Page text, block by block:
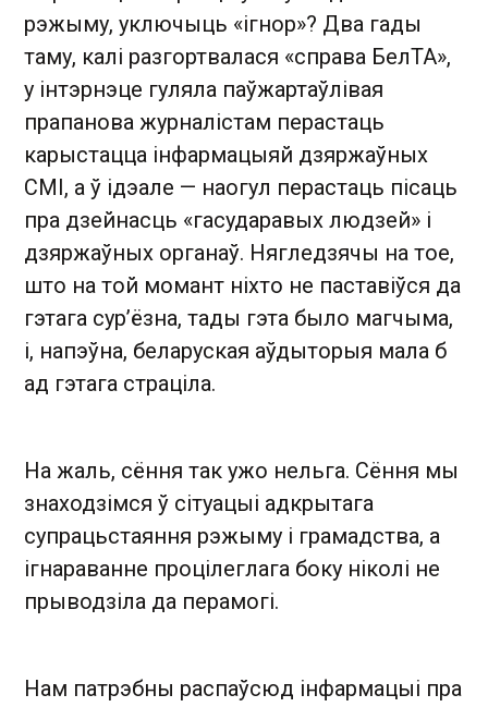
рэжыму, уключыць «ігнор»? Два гады
таму, калі разгортвалася «справа БелТА»,
у інтэрнэце гуляла паўжартаўлівая
прапанова журналістам перастаць
карыстацца інфармацыяй дзяржаўных
СМІ, а ў ідэале — наогул перастаць пісаць
пра дзейнасць «гасударавых людзей» і
дзяржаўных органаў. Нягледзячы на тое,
што на той момант ніхто не паставіўся да
гэтага сур’ёзна, тады гэта было магчыма,
і, напэўна, беларуская аўдыторыя мала б
ад гэтага страціла.
На жаль, сёння так ужо нельга. Сёння мы
знаходзімся ў сітуацыі адкрытага
супрацьстаяння рэжыму і грамадства, а
ігнараванне процілеглага боку ніколі не
прыводзіла да перамогі.
Нам патрэбны распаўсюд інфармацыі пра